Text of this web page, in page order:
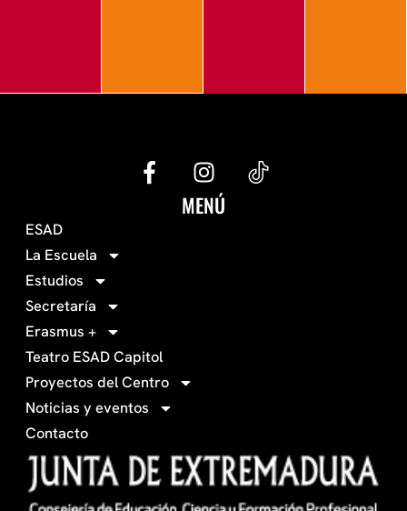
G
e
f
a
c
b
o
o
I
n
s
MENÚ
ESAD
La Escuela
Estudios
Secretaría
Erasmus +
Teatro ESAD Capitol
Proyectos del Centro
Noticias y eventos
Contacto